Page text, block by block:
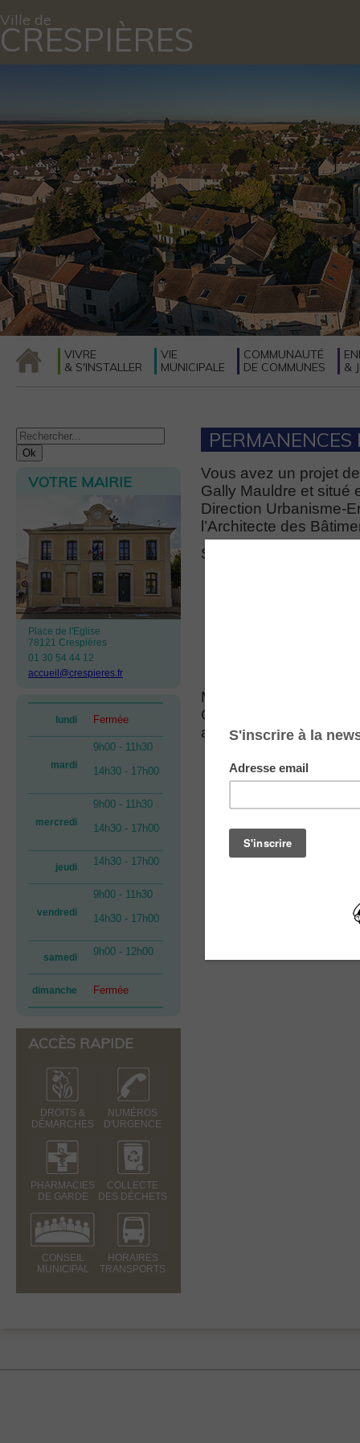
Ville de
CRESPIÈRES
VIVRE
& S'INSTALLER
VIE
MUNICIPALE
COMMUNAUTÉ
DE COMMUNES
&
VOTRE MAIRIE
Place de l'Eglise
78121 Crespières
01 30 54 44 12
accueil@crespieres.fr
lundi Fermée
mardi
9h00 - 11h30
14h30 - 17h00
mercredi
9h00 - 11h30
14h30 - 17h00
jeudi 14h30 - 17h00
vendredi
9h00 - 11h30
14h30 - 17h00
samedi 9h00 - 12h00
dimanche Fermée
ACCÈS RAPIDE
DROITS &
DÉMARCHES
NUMÉROS
D'URGENCE
PHARMACIES
DE GARDE
COLLECTE
DES DÉCHETS
CONSEIL
MUNICIPAL
HORAIRES
TRANSPORTS
PERMANENCES
Vous avez un projet
Gally Mauldre et situé
Direction Urbanisme-
l’Architecte des
Ses permanences
Merci de prendre
Communauté de
au 01.30.55.12.69.